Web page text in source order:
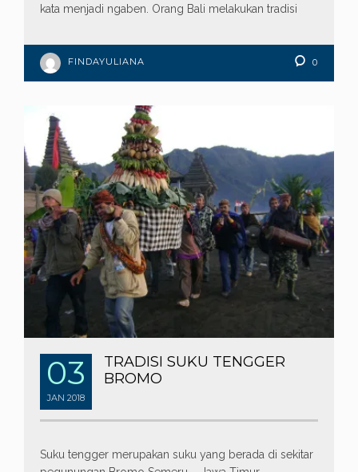
kata menjadi ngaben. Orang Bali melakukan tradisi
FINDAYULIANA 0
03
JAN 2018
TRADISI SUKU TENGGER
BROMO
Suku tengger merupakan suku yang berada di sekitar